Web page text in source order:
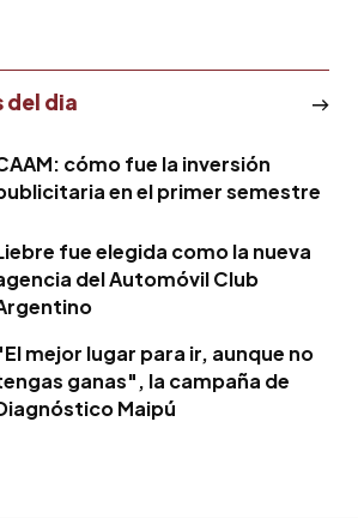
dia
cómo fue la inversión
en el primer semestre
fue elegida como la nueva
del Automóvil Club
mejor lugar para ir, aunque no
ganas", la campaña de
Maipú